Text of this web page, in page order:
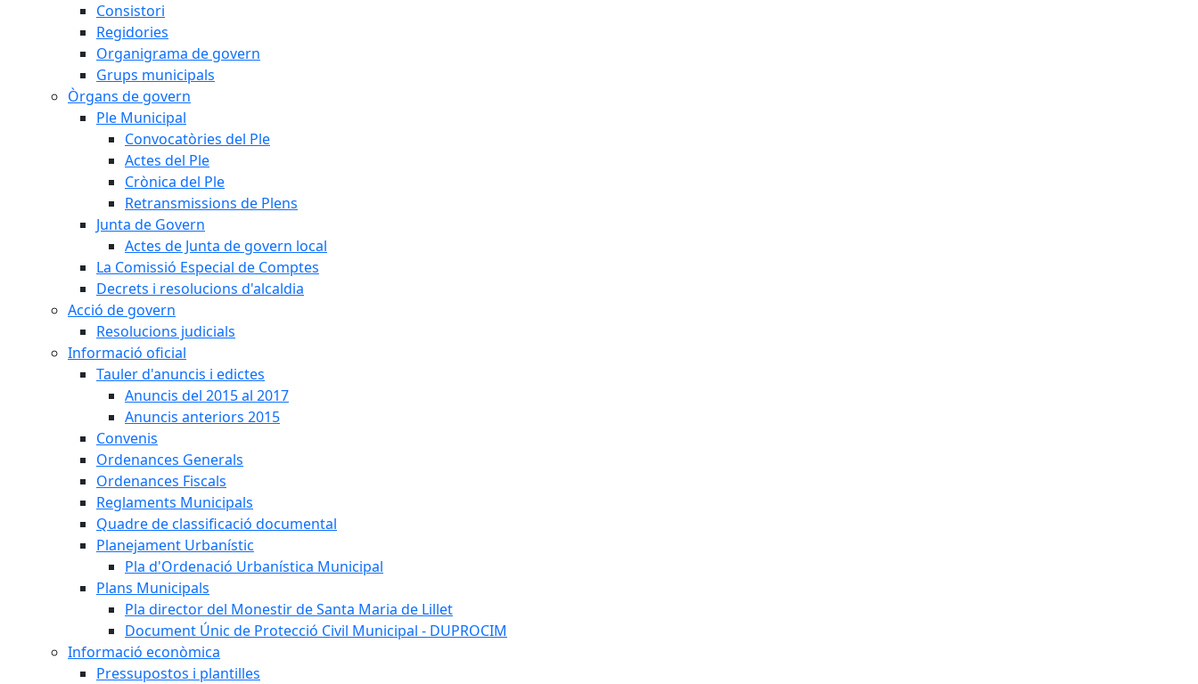
Consistori
Regidories
Organigrama de govern
Grups municipals
Òrgans de govern
Ple Municipal
Convocatòries del Ple
Actes del Ple
Crònica del Ple
Retransmissions de Plens
Junta de Govern
Actes de Junta de govern local
La Comissió Especial de Comptes
Decrets i resolucions d'alcaldia
Acció de govern
Resolucions judicials
Informació oficial
Tauler d'anuncis i edictes
Anuncis del 2015 al 2017
Anuncis anteriors 2015
Convenis
Ordenances Generals
Ordenances Fiscals
Reglaments Municipals
Quadre de classificació documental
Planejament Urbanístic
Pla d'Ordenació Urbanística Municipal
Plans Municipals
Pla director del Monestir de Santa Maria de Lillet
Document Únic de Protecció Civil Municipal - DUPROCIM
Informació econòmica
Pressupostos i plantilles